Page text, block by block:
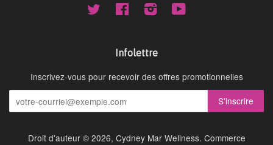
Twitter Facebook Instagram
Infolettre
Inscrivez-vous pour recevoir des offres promotionnelles
Droit d'auteur © 2026, Cydney Mar Wellness. Commerce